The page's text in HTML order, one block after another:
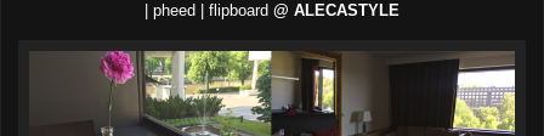
| pheed | flipboard @ ALECASTYLE